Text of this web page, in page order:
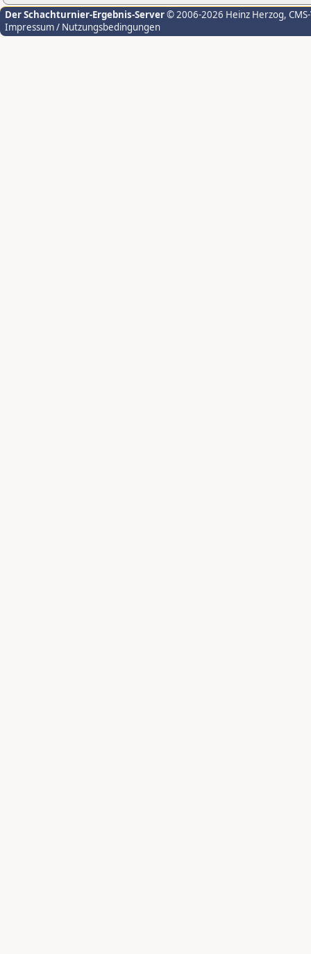
Der Schachturnier-Ergebnis-Server© 2006-2026 Heinz Herzog,
Impressum / Nutzungsbedingungen